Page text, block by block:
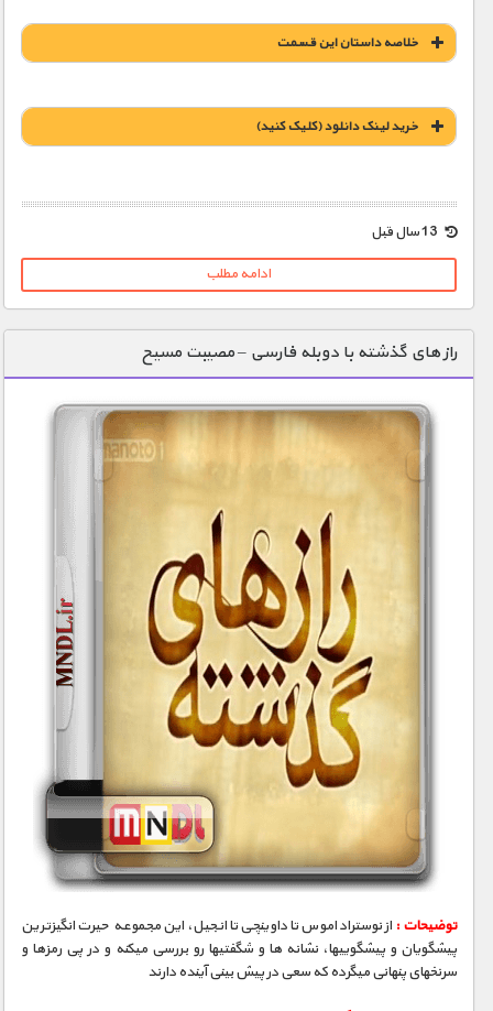
خلاصه داستان این قسمت
خريد لينک دانلود (کليک کنيد)
1900 تومان – خريد لينک دانلود (افزودن به سبد خريد)
ادامه مطلب
راز های گذشته با دوبله فارسی – مصیبت مسیح
توضیحات :از نوستراداموس تا داوینچی تا انجیل، این مجموعه حیرت انگیزترین
پیشگویان و پیشگوییها، نشانه­ ها و شگفتیها رو بررسی میکنه و در پی رمزها و
سرنخهای پنهانی میگرده که سعی در پیش بینی آینده دارند